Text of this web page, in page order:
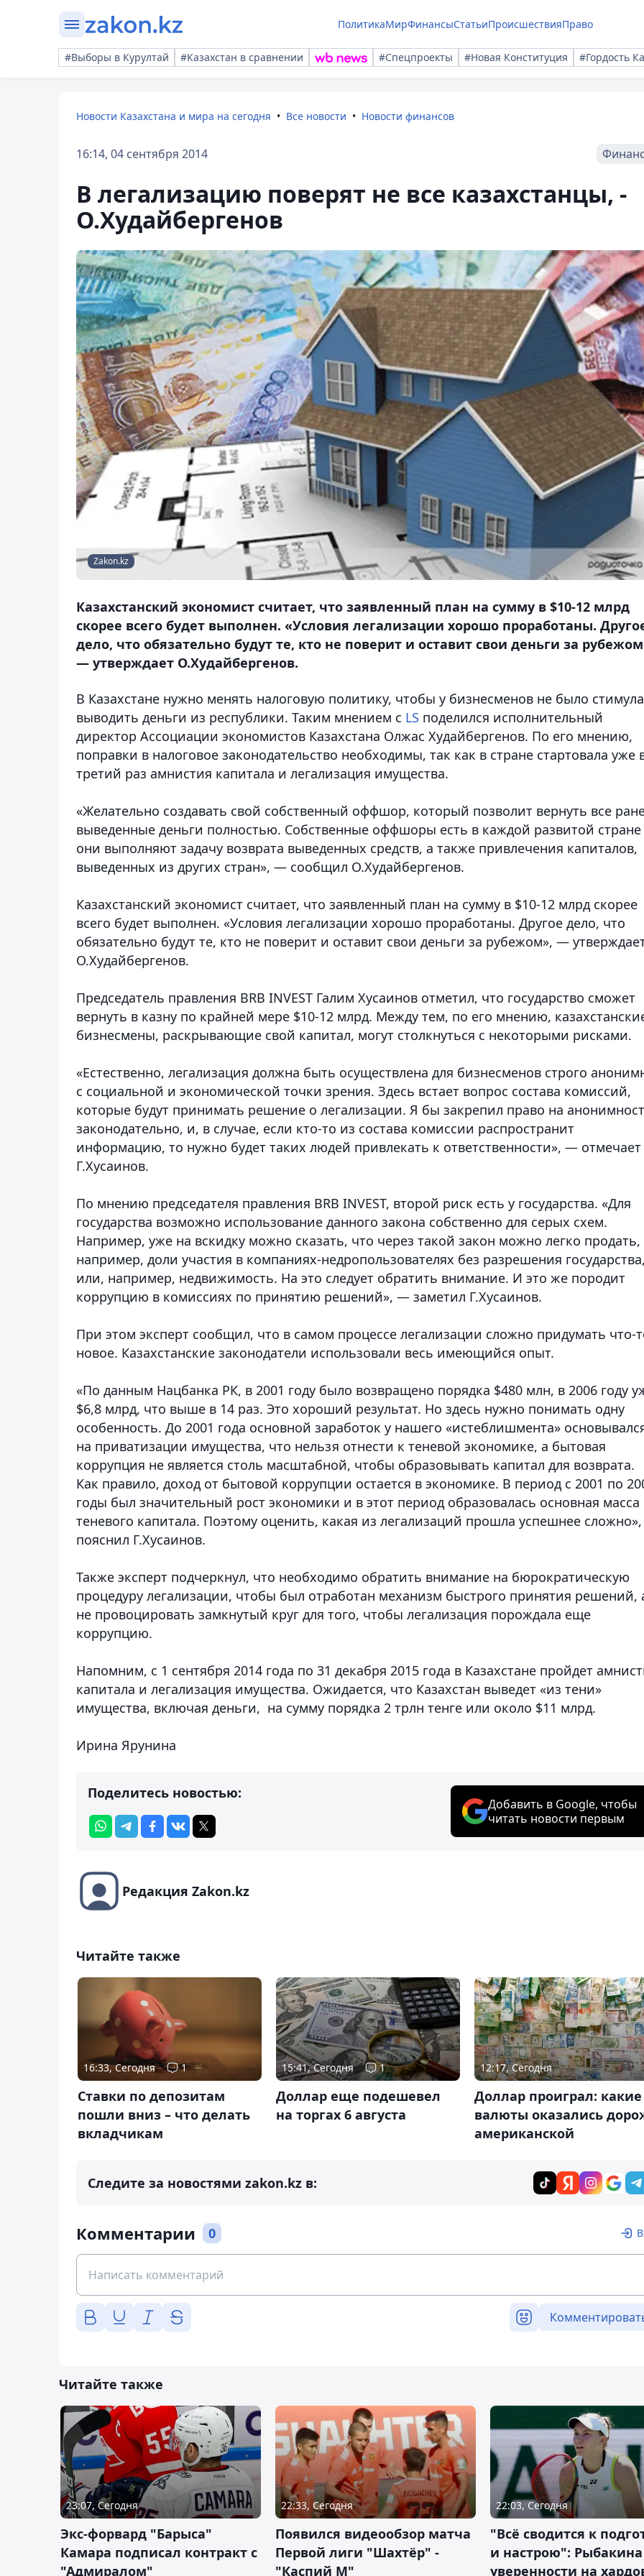
ПолитикаМирФинансыСтатьиПроисшествияПраво
#Выборы в Курултай #Казахстан в сравнении #Спецпроекты #Новая Конституция #Гордость
Новости Казахстана и мира на сегодня Все новости Новости финансов
16:14, 04 сентября 2014
В легализацию поверят не все казахстанцы, -
О.Худайбергенов
Zakon.kz
Казахстанский экономист считает, что заявленный план на сумму в $10-12 млрд
скорее всего будет выполнен. «Условия легализации хорошо проработаны.
дело, что обязательно будут те, кто не поверит и оставит свои деньги за
— утверждает О.Худайбергенов.
В Казахстане нужно менять налоговую политику, чтобы у бизнесменов не было стимула
выводить деньги из республики. Таким мнением с LS поделился исполнительный
директор Ассоциации экономистов Казахстана Олжас Худайбергенов. По его мнению,
поправки в налоговое законодательство необходимы, так как в стране стартовала уже
третий раз амнистия капитала и легализация имущества.
«Желательно создавать свой собственный оффшор, который позволит вернуть все
выведенные деньги полностью. Собственные оффшоры есть в каждой развитой
они выполняют задачу возврата выведенных средств, а также привлечения капиталов,
выведенных из других стран», — сообщил О.Худайбергенов.
Казахстанский экономист считает, что заявленный план на сумму в $10-12 млрд скорее
всего будет выполнен. «Условия легализации хорошо проработаны. Другое дело, что
обязательно будут те, кто не поверит и оставит свои деньги за рубежом», —
О.Худайбергенов.
Председатель правления BRB INVEST Галим Хусаинов отметил, что государство сможет
вернуть в казну по крайней мере $10-12 млрд. Между тем, по его мнению,
бизнесмены, раскрывающие свой капитал, могут столкнуться с некоторыми рисками.
«Естественно, легализация должна быть осуществлена для бизнесменов строго
с социальной и экономической точки зрения. Здесь встает вопрос состава комиссий,
которые будут принимать решение о легализации. Я бы закрепил право на
законодательно, и, в случае, если кто-то из состава комиссии распространит
информацию, то нужно будет таких людей привлекать к ответственности», — отмечает
Г.Хусаинов.
По мнению председателя правления BRB INVEST, второй риск есть у государства. «Для
государства возможно использование данного закона собственно для серых схем.
Например, уже на вскидку можно сказать, что через такой закон можно легко продать,
например, доли участия в компаниях-недропользователях без разрешения
или, например, недвижимость. На это следует обратить внимание. И это же породит
коррупцию в комиссиях по принятию решений», — заметил Г.Хусаинов.
При этом эксперт сообщил, что в самом процессе легализации сложно придумать что-
новое. Казахстанские законодатели использовали весь имеющийся опыт.
«По данным Нацбанка РК, в 2001 году было возвращено порядка $480 млн, в 2006 году
$6,8 млрд, что выше в 14 раз. Это хороший результат. Но здесь нужно понимать одну
особенность. До 2001 года основной заработок у нашего «истеблишмента»
на приватизации имущества, что нельзя отнести к теневой экономике, а бытовая
коррупция не является столь масштабной, чтобы образовывать капитал для возврата.
Как правило, доход от бытовой коррупции остается в экономике. В период с 2001 по
годы был значительный рост экономики и в этот период образовалась основная масса
теневого капитала. Поэтому оценить, какая из легализаций прошла успешнее
пояснил Г.Хусаинов.
Также эксперт подчеркнул, что необходимо обратить внимание на бюрократическую
процедуру легализации, чтобы был отработан механизм быстрого принятия решений,
не провоцировать замкнутый круг для того, чтобы легализация порождала еще
коррупцию.
Напомним, с 1 сентября 2014 года по 31 декабря 2015 года в Казахстане пройдет
капитала и легализация имущества. Ожидается, что Казахстан выведет «из тени»
имущества, включая деньги, на сумму порядка 2 трлн тенге или около $11 млрд.
Ирина Ярунина
Поделитесь новостью:
Добавить в Google, чтобы
читать новости первым
Редакция Zakon.kz
Читайте также
16:33, Сегодня 1
Ставки по депозитам
пошли вниз – что делать
вкладчикам
15:41, Сегодня 1
Доллар еще подешевел
на торгах 6 августа
12:17, Сегодня
Доллар проиграл: какие
валюты оказались
американской
Следите за новостями zakon.kz в:
Комментарии 0
Читайте также
23:07, Сегодня
Экс-форвард "Барыса"
Камара подписал контракт с
"Адмиралом"
22:33, Сегодня
Появился видеообзор матча
Первой лиги "Шахтёр" -
"Каспий М"
22:03, Сегодня
"Всё сводится к
и настрою": Рыбакина
уверенности на